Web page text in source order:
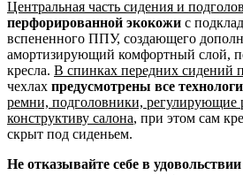
Центральная часть сидения и
перфорированной экокожи с
вспененного ППУ, создающего
амортизирующий комфортный слой,
кресла. В спинках передних сидений
чехлах предусмотрены все
ремни, подголовники, регулирующие
конструктиву салона, при этом сам
скрыт под сиденьем.
Не отказывайте себе в